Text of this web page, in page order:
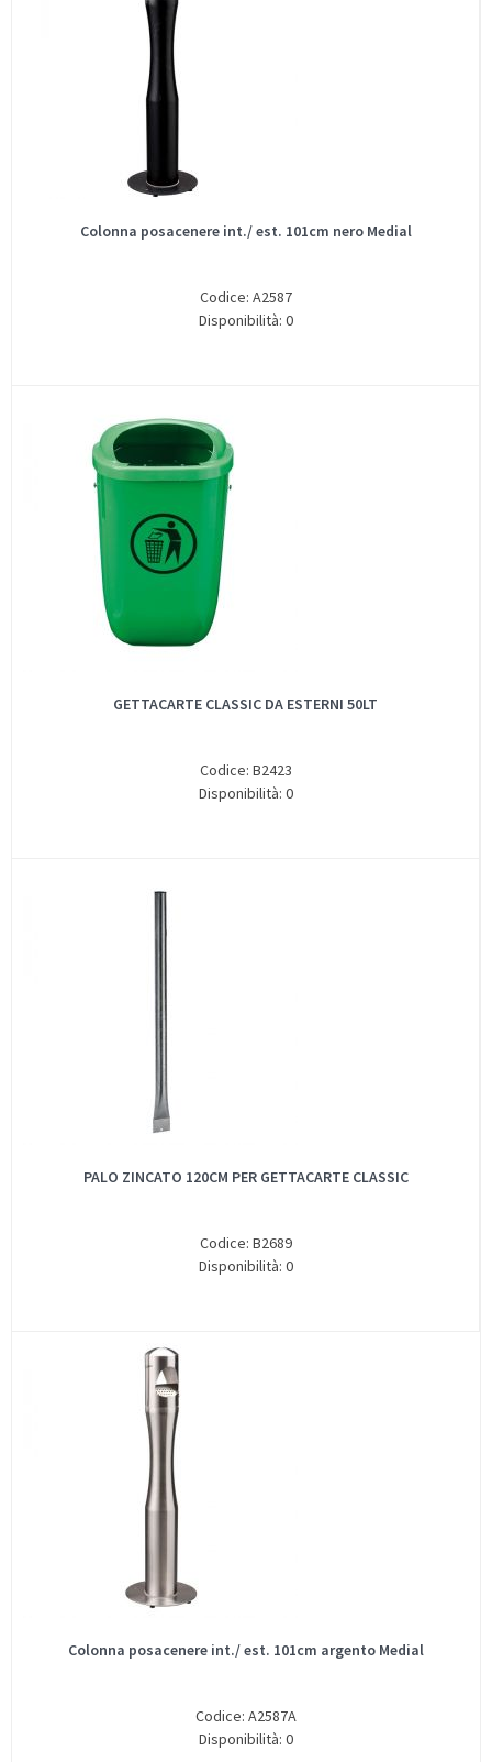
Colonna posacenere int./ est. 101cm nero Medial
Codice: A2587
Disponibilità: 0
GETTACARTE CLASSIC DA ESTERNI 50LT
Codice: B2423
Disponibilità: 0
PALO ZINCATO 120CM PER GETTACARTE CLASSIC
Codice: B2689
Disponibilità: 0
Colonna posacenere int./ est. 101cm argento Medial
Codice: A2587A
Disponibilità: 0